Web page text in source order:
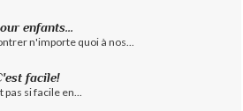
enfants...
n'importe quoi à nos...
facile!
si facile en...